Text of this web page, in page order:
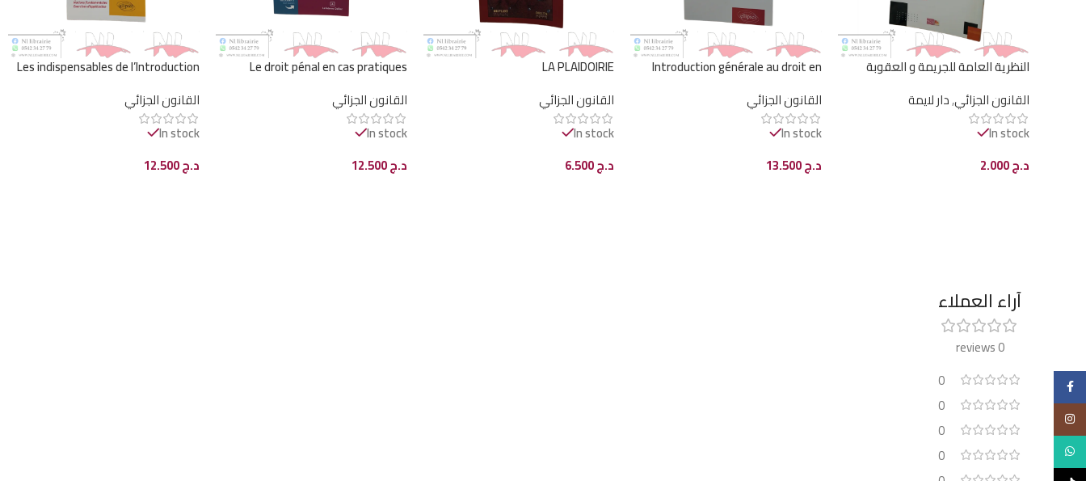
النظرية العامة للجريمة و العقوبة
القانون الجزائي,دار لايمة
In stock
د.ج
Introduction générale au droit en
القانون الجزائي
In stock
د.ج
LA PLAIDOIRIE
القانون الجزائي
In stock
د.ج
Le droit pénal en cas pratiques
القانون الجزائي
In stock
د.ج12.500
Les indispensables de l’Introduction
القانون الجزائي
In stock
د.ج12.500
آراء العملاء
0 reviews
0
0
0
0
Facebook
Instagram
WhatsApp